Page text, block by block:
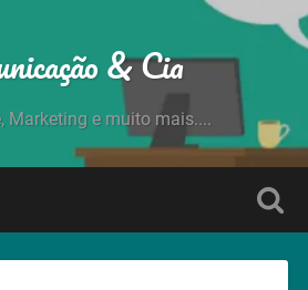
& Cia
Marketing e muito mais....